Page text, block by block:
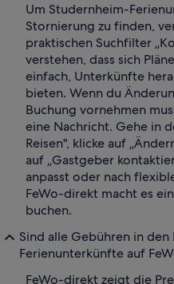
Um Studernheim-
Stornierung zu finden,
praktischen Suchfilter
verstehen, dass sich
einfach, Unterkünfte
bieten. Wenn du
Buchung vornehmen
eine Nachricht. Gehe in
Reisen", klicke auf
auf „Gastgeber
anpasst oder nach
FeWo-direkt macht es
buchen.
Sind alle Gebühren in
Ferienunterkünfte auf
FeWo-direkt zeigt die